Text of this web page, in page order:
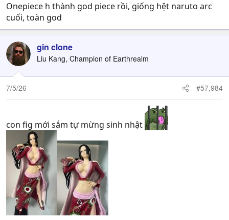
Onepiece h thành god piece rồi, giống hệt naruto arc
cuối, toàn god
gin clone
Liu Kang, Champion of Earthrealm
7/5/26 #57,984
con fig mới sắm tự mừng sinh nhật